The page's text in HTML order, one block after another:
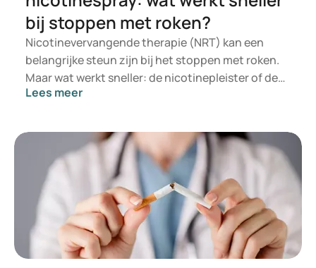
bij stoppen met roken?
Nicotinevervangende therapie (NRT) kan een
belangrijke steun zijn bij het stoppen met roken.
Maar wat werkt sneller: de nicotinepleister of de
nicotinespray? Beide producten leveren nicotine
manier. Pleisters geven een constante dosis af,
terwijl sprays snel inwerken bij plotselinge trek. Uit
onderzoeken blijkt dat de combinatie van beide
middelen vaak meer kans op succes geeft dan één
product alleen. In dit artikel zetten we de
verschillen overzichtelijk naast elkaar.
Lees meer